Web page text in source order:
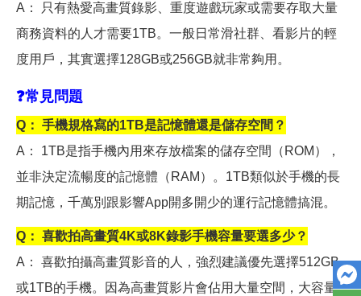
A ： 只有熱愛高畫質錄影、重度遊戲玩家或需要存取大量
商務資料的人才需要1TB。一般日常滑社群、看影片的輕
度用戶，其實選擇128GB或256GB就非常夠用。
❓常見問題
Q ： 手機規格寫的1TB是記憶體還是儲存空間？
A ： 1TB是指手機內用來存放檔案的儲存空間（ROM），
並非決定流暢度的記憶體（RAM）。1TB類似於手機的長
期記憶，千萬別跟影響App開多開少的運行記憶體搞混。
Q ： 喜歡拍高畫質4K或8K錄影手機容量要選多少？
A ： 喜歡拍攝高畫質影音的人，強烈建議優先選擇512GB
或1TB的手機。因為高畫質影片會佔用大量空間，大容量